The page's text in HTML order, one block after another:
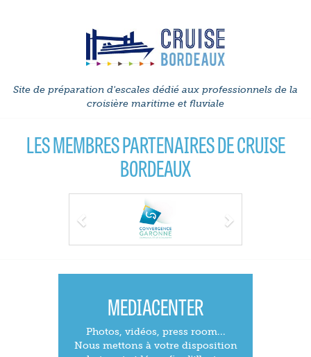
Site de préparation d'escales dédié aux professionnels de la
croisière maritime et fluviale
LES MEMBRES PARTENAIRES DE CRUISE
BORDEAUX
MEDIACENTER
Photos, vidéos, press room...
Nous mettons à votre disposition